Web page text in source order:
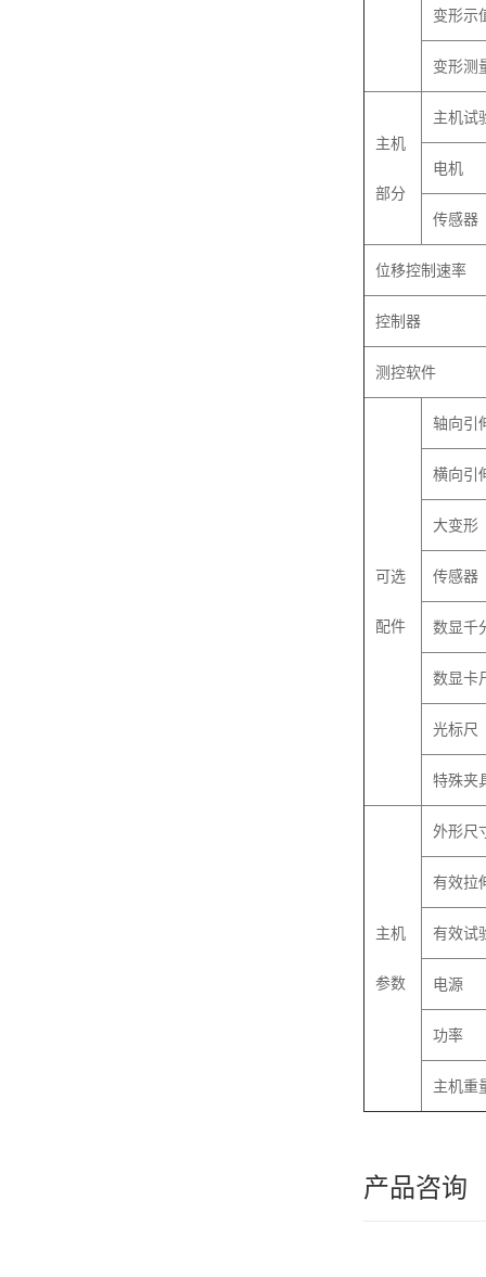
变形示
变形测
主机
部分
主机试
电机
传感器
位移控制速率
控制器
测控软件
可选
配件
轴向引
横向引
大变形
传感器
数显
数显卡
光标尺
特殊夹
主机
参数
外形尺
有效拉
有效试
电源
功率
主机重
产品咨询